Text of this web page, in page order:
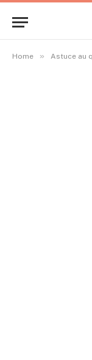
Home » Astuce au